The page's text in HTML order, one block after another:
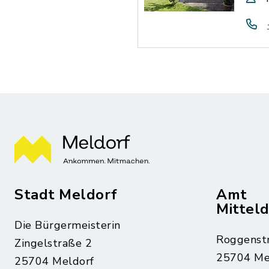
Stadt Meldorf
Die Bürgermeisterin
Zingelstraße 2
25704 Meldorf
Amt
25704